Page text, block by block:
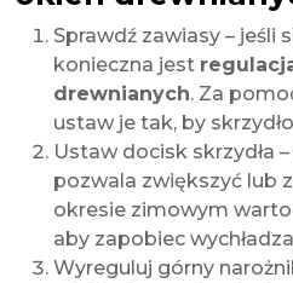
Sprawdź zawiasy – jeśli
konieczna jest
drewnianych. Za
ustaw je tak, by
Ustaw docisk skrzydła
pozwala zwiększyć lub
okresie zimowym
aby zapobiec
Wyreguluj górny